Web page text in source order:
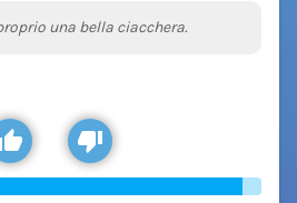
una bella ciacchera.